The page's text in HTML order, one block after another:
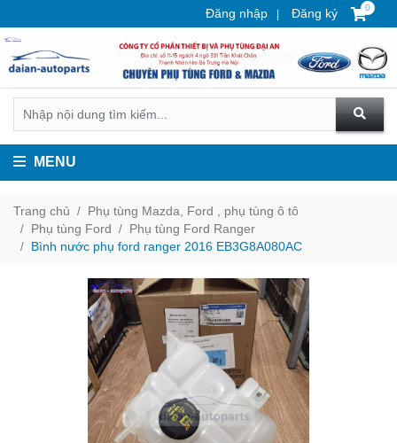
Đăng nhập Đăng ký 0
MENU
Trang chủ
Phụ tùng Mazda, Ford , phụ tùng ô tô
Phụ tùng Ford
Phụ tùng Ford Ranger
Bình nước phụ ford ranger 2016 EB3G8A080AC